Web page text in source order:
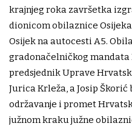
krajnjeg roka završetka
dionicom obilaznice
Osijek na autocesti A5.
gradonačelničkog mandata
predsjednik Uprave
Jurica Krleža, a Josip
održavanje i promet
južnom kraku južne